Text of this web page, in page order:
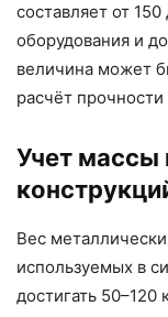
составляет от
оборудования и
величина может
расчёт
Учет
Вес
используемых в
достигать 50–120